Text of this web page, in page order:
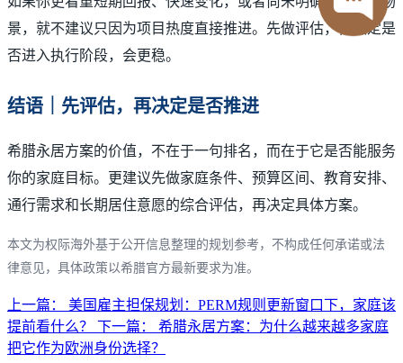
景，就不建议只因为项目热度直接推进。先做评估，再决定是
否进入执行阶段，会更稳。
结语｜先评估，再决定是否推进
希腊永居方案的价值，不在于一句排名，而在于它是否能服务
你的家庭目标。更建议先做家庭条件、预算区间、教育安排、
通行需求和长期居住意愿的综合评估，再决定具体方案。
本文为权际海外基于公开信息整理的规划参考，不构成任何承诺或法
律意见，具体政策以希腊官方最新要求为准。
上一篇：
美国雇主担保规划：PERM规则更新窗口下，家庭该
提前看什么？
下一篇：
希腊永居方案：为什么越来越多家庭
把它作为欧洲身份选择？